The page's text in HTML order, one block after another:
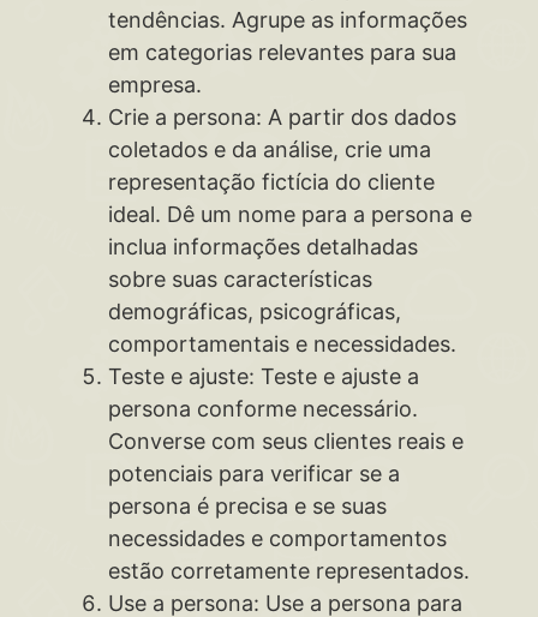
tendências. Agrupe as informações
em categorias relevantes para sua
empresa.
Crie a persona: A partir dos dados
coletados e da análise, crie uma
representação fictícia do cliente
ideal. Dê um nome para a persona e
inclua informações detalhadas
sobre suas características
demográficas, psicográficas,
comportamentais e necessidades.
Teste e ajuste: Teste e ajuste a
persona conforme necessário.
Converse com seus clientes reais e
potenciais para verificar se a
persona é precisa e se suas
necessidades e comportamentos
estão corretamente representados.
Use a persona: Use a persona para